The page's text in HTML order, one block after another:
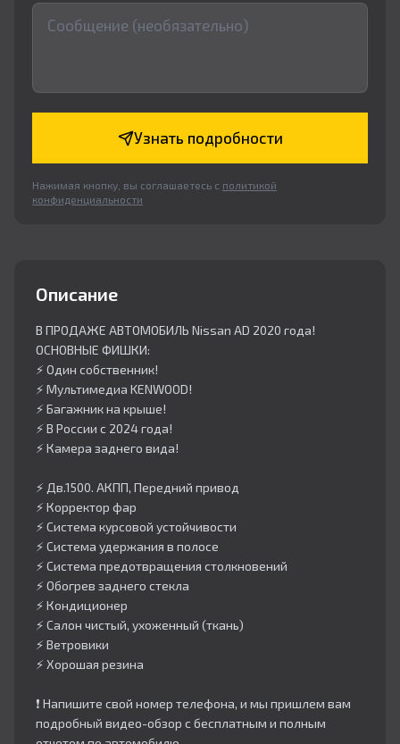
Узнать подробности
Нажимая кнопку, вы соглашаетесь с политикой
конфиденциальности
Описание
В ПРОДАЖЕ АВТОМОБИЛЬ Nissan AD 2020 года!
ОСНОВНЫЕ ФИШКИ:
⚡️ Один собственник!
⚡️ Мультимедиа KENWOOD!
⚡️ Багажник на крыше!
⚡️ В России с 2024 года!
⚡️ Камера заднего вида!
⚡️ Дв.1500. АКПП, Передний привод
⚡️ Корректор фар
⚡️ Система курсовой устойчивости
⚡️ Система удержания в полосе
⚡️ Система предотвращения столкновений
⚡️ Обогрев заднего стекла
⚡️ Кондиционер
⚡️ Салон чистый, ухоженный (ткань)
⚡️ Ветровики
⚡️ Хорошая резина
❗️ Напишите свой номер телефона, и мы пришлем вам
подробный видео-обзор с бесплатным и полным